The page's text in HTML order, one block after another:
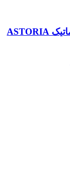
اسپرسو ساز آستوریا 2 گروپ نیمه اتوماتیک ASTORIA